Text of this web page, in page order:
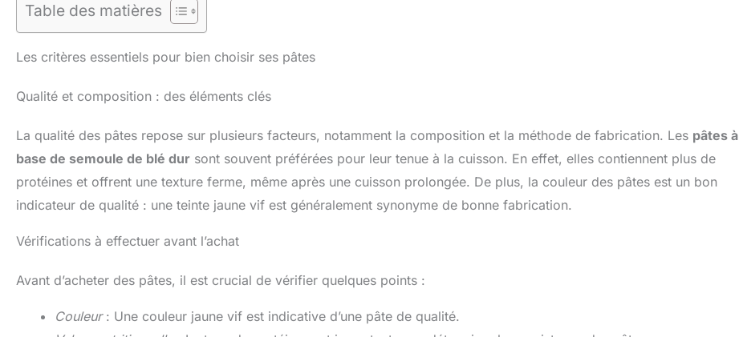
Table des matières
Les critères essentiels pour bien choisir ses pâtes
Qualité et composition : des éléments clés
La qualité des pâtes repose sur plusieurs facteurs, notamment la composition et la méthode de fabrication. Les pâtes à
base de semoule de blé dur sont souvent préférées pour leur tenue à la cuisson. En effet, elles contiennent plus de
protéines et offrent une texture ferme, même après une cuisson prolongée. De plus, la couleur des pâtes est un bon
indicateur de qualité : une teinte jaune vif est généralement synonyme de bonne fabrication.
Vérifications à effectuer avant l’achat
Avant d’acheter des pâtes, il est crucial de vérifier quelques points :
Couleur: Une couleur jaune vif est indicative d’une pâte de qualité.